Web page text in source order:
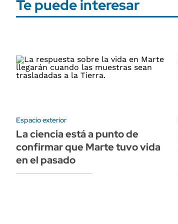
Te puede interesar
Espacio exterior
La ciencia está a punto de
confirmar que Marte tuvo vida
en el pasado